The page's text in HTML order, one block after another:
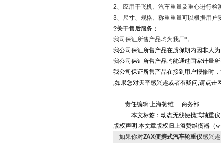
2、应用于飞机、汽车重量及重心进行检
3、尺寸、规格、称重重量可以根据用户
?关于售后服务：
我司保证所售产品均为我厂*。
我公司保证所售产品在质保期内因非人
我公司保证所售产品均能通过国家计量
我公司保证所售产品在接到用户报修时
,如果您对天平感兴趣或者有疑问,请点击
--责任编辑:上海赞维----商务部
本文标签： 动态无线便携式轴重
版权声明 :本文章版权归上海赞维衡器（
如果你对ZAX便携式汽车轮重仪感兴